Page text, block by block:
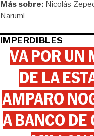
Más sobre: Nicolás
Narumi
IMPERDIBLES
VA POR UN
DE LA
AMPARO
A BANCO DE